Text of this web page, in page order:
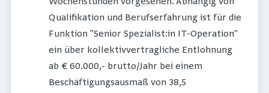
Qualifikation und Berufserfahrung ist für die
Funktion "Senior Spezialist:in IT-Operation"
ein über kollektivvertragliche Entlohnung
ab € 60.000,- brutto/Jahr bei einem
Beschäftigungsausmaß von 38,5